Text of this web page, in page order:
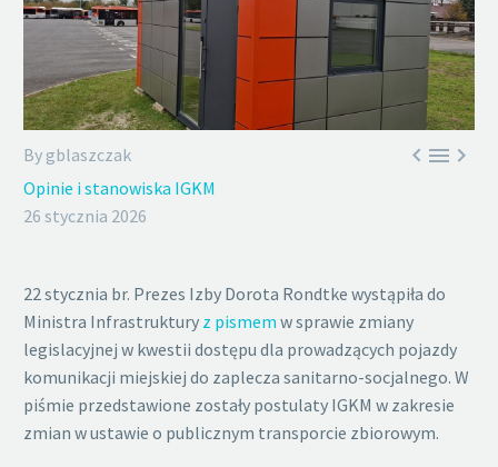

By gblaszczak
Opinie i stanowiska IGKM
26 stycznia 2026
22 stycznia br. Prezes Izby Dorota Rondtke wystąpiła do
Ministra Infrastruktury z pismem w sprawie zmiany
legislacyjnej w kwestii dostępu dla prowadzących pojazdy
komunikacji miejskiej do zaplecza sanitarno-socjalnego. W
piśmie przedstawione zostały postulaty IGKM w zakresie
zmian w ustawie o publicznym transporcie zbiorowym.